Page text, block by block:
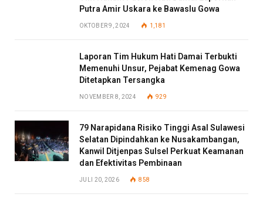
Putra Amir Uskara ke Bawaslu Gowa
OKTOBER 9, 2024 1,181
Laporan Tim Hukum Hati Damai Terbukti
Memenuhi Unsur, Pejabat Kemenag Gowa
Ditetapkan Tersangka
NOVEMBER 8, 2024 929
79 Narapidana Risiko Tinggi Asal Sulawesi
Selatan Dipindahkan ke Nusakambangan,
Kanwil Ditjenpas Sulsel Perkuat Keamanan
dan Efektivitas Pembinaan
JULI 20, 2026 858